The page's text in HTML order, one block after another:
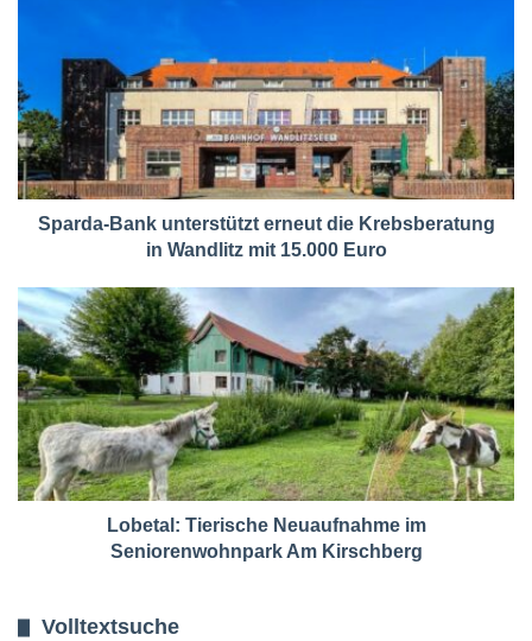
Sparda-Bank unterstützt erneut die Krebsberatung
in Wandlitz mit 15.000 Euro
Lobetal: Tierische Neuaufnahme im
Seniorenwohnpark Am Kirschberg
Volltextsuche